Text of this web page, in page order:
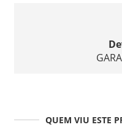
QUEM VIU ESTE